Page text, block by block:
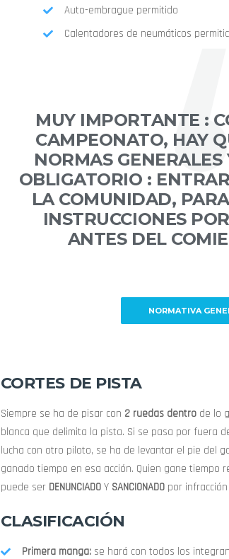
Auto-embrague permitido
Calentadores de neumáticos
MUY IMPORTANTE :
CAMPEONATO, HAY
NORMAS
OBLIGATORIO :
LA COMUNIDAD,
INSTRUCCIONES
ANTES DEL
NORMATIVA
CORTES DE PISTA
Siempre se ha de pisar con 2 ruedas dentrode lo
blanca que delimita la pista. Si se pasa por fuera
lucha con otro piloto, se ha de levantar el pie del
ganado tiempo en esa acción. Quien gane
puede ser DENUNCIADOY SANCIONADOpor infracción
CLASIFICACIÓN
Primera manga:se hará con todos los